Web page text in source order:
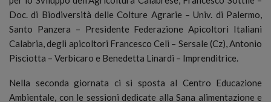
Doc. di Biodiversità delle Colture Agrarie – Univ. di Palermo,
Santo Panzera – Presidente Federazione Apicoltori Italiani
Calabria, degli apicoltori Francesco Celi – Sersale (Cz), Antonio
Pisciotta – Verbicaro e Benedetta Linardi – Imprenditrice.
Nella seconda giornata ci si sposta al Centro Educazione
Ambientale, con le sessioni dedicate alla Sana alimentazione e